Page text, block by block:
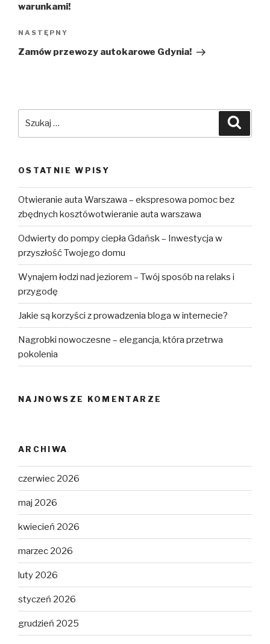
warunkami!
Następny
wpis
NASTĘPNY
Zamów przewozy autokarowe Gdynia!
OSTATNIE WPISY
Otwieranie auta Warszawa – ekspresowa pomoc bez
zbędnych kosztówotwieranie auta warszawa
Odwierty do pompy ciepła Gdańsk – Inwestycja w
przyszłość Twojego domu
Wynajem łodzi nad jeziorem – Twój sposób na relaks i
przygodę
Jakie są korzyści z prowadzenia bloga w internecie?
Nagrobki nowoczesne – elegancja, która przetrwa
pokolenia
NAJNOWSZE KOMENTARZE
ARCHIWA
czerwiec 2026
maj 2026
kwiecień 2026
marzec 2026
luty 2026
styczeń 2026
grudzień 2025